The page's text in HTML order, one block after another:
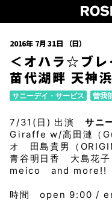
2016年 7月 31日 （日）
＜オハラ☆ブ
苗代湖畔 天神浜
サニーデイ・サービス 曽我
7/31(日) 出演 サニ
Giraffe w/高田漣（
オ 田島貴男（
青谷明日香 大島花
meico and more!!
時間 open 9:00 /